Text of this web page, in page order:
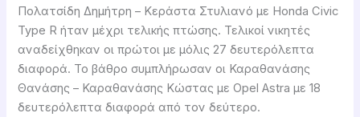
Πολατσίδη Δημήτρη – Κεράστα Στυλιανό με Honda Civic
Type R ήταν μέχρι τελικής πτώσης. Τελικοί νικητές
αναδείχθηκαν οι πρώτοι με μόλις 27 δευτερόλεπτα
διαφορά. Το βάθρο συμπλήρωσαν οι Καραθανάσης
Θανάσης – Καραθανάσης Κώστας με Opel Astra με 18
δευτερόλεπτα διαφορά από τον δεύτερο.